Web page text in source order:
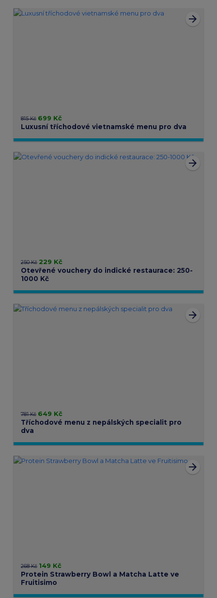
arrow_forward
815 Kč 699 Kč
Luxusní tříchodové vietnamské menu pro dva
arrow_forward
250 Kč 229 Kč
Otevřené vouchery do indické restaurace: 250-
1000 Kč
arrow_forward
781 Kč 649 Kč
Tříchodové menu z nepálských specialit pro
dva
arrow_forward
268 Kč 149 Kč
Protein Strawberry Bowl a Matcha Latte ve
Fruitisimo